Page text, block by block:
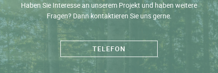
NEWS
QUARTIER
ARCHITEKTUR
Haben Sie Interesse an unserem Projekt und haben weitere
Fragen? Dann kontaktieren Sie uns gerne.
TELEFON